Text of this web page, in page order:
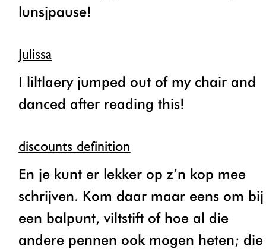
lunsjpause!
Julissa
I liltlaery jumped out of my chair and
danced after reading this!
discounts definition
En je kunt er lekker op z’n kop mee
schrijven. Kom daar maar eens om bij
een balpunt, viltstift of hoe al die
andere pennen ook mogen heten; die